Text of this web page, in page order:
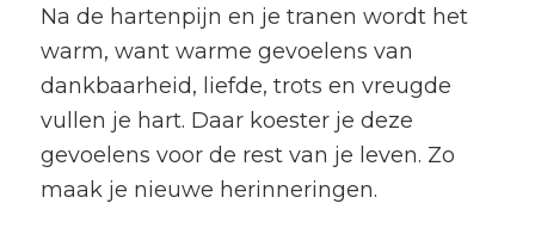
Na de hartenpijn en je tranen wordt het
warm, want warme gevoelens van
dankbaarheid, liefde, trots en vreugde
vullen je hart. Daar koester je deze
gevoelens voor de rest van je leven. Zo
maak je nieuwe herinneringen.